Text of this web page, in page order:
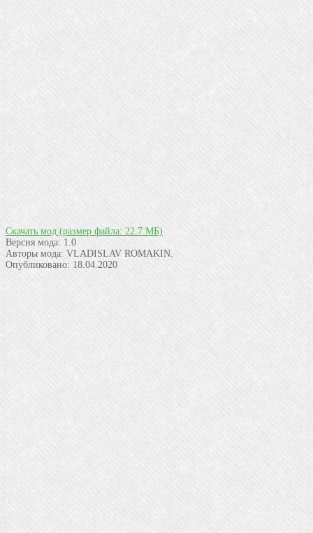
Скачать мод (размер файла: 22.7 МБ)
Версия мода: 1.0
Авторы мода: VLADISLAV ROMAKIN.
Опубликовано: 18.04.2020